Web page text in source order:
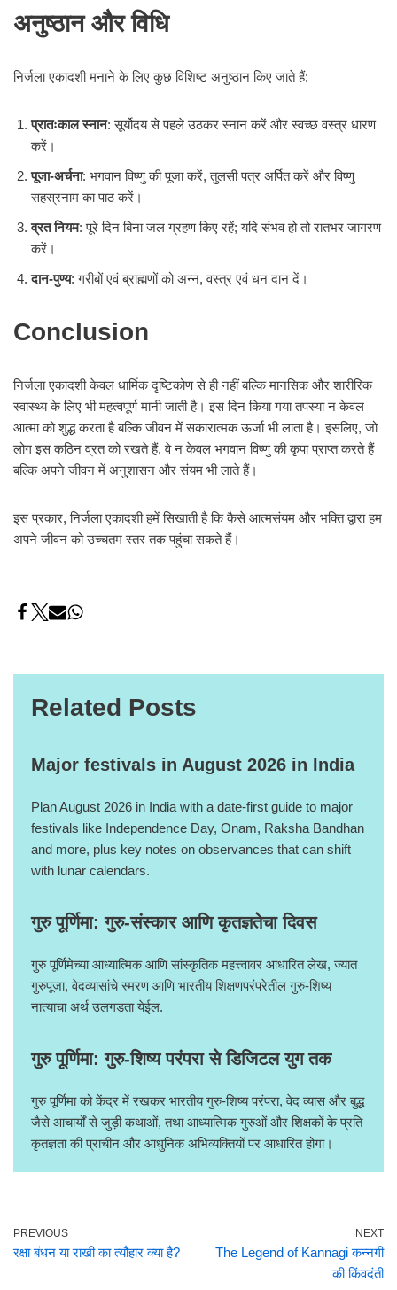
अनुष्ठान और विधि
निर्जला एकादशी मनाने के लिए कुछ विशिष्ट अनुष्ठान किए जाते हैं:
प्रातःकाल स्नान: सूर्योदय से पहले उठकर स्नान करें और स्वच्छ वस्त्र धारण
करें।
पूजा-अर्चना: भगवान विष्णु की पूजा करें, तुलसी पत्र अर्पित करें और विष्णु
सहस्रनाम का पाठ करें।
व्रत नियम: पूरे दिन बिना जल ग्रहण किए रहें; यदि संभव हो तो रातभर जागरण
करें।
दान-पुण्य: गरीबों एवं ब्राह्मणों को अन्न, वस्त्र एवं धन दान दें।
Conclusion
निर्जला एकादशी केवल धार्मिक दृष्टिकोण से ही नहीं बल्कि मानसिक और शारीरिक
स्वास्थ्य के लिए भी महत्वपूर्ण मानी जाती है। इस दिन किया गया तपस्या न केवल
आत्मा को शुद्ध करता है बल्कि जीवन में सकारात्मक ऊर्जा भी लाता है। इसलिए, जो
लोग इस कठिन व्रत को रखते हैं, वे न केवल भगवान विष्णु की कृपा प्राप्त करते हैं
बल्कि अपने जीवन में अनुशासन और संयम भी लाते हैं।
इस प्रकार, निर्जला एकादशी हमें सिखाती है कि कैसे आत्मसंयम और भक्ति द्वारा हम
अपने जीवन को उच्चतम स्तर तक पहुंचा सकते हैं।
Related Posts
Major festivals in August 2026 in India
Plan August 2026 in India with a date-first guide to major
festivals like Independence Day, Onam, Raksha Bandhan
and more, plus key notes on observances that can shift
with lunar calendars.
गुरु पूर्णिमा: गुरु-संस्कार आणि कृतज्ञतेचा दिवस
गुरु पूर्णिमेच्या आध्यात्मिक आणि सांस्कृतिक महत्त्वावर आधारित लेख, ज्यात
गुरुपूजा, वेदव्यासांचे स्मरण आणि भारतीय शिक्षणपरंपरेतील गुरु-शिष्य
नात्याचा अर्थ उलगडता येईल.
गुरु पूर्णिमा: गुरु-शिष्य परंपरा से डिजिटल युग तक
गुरु पूर्णिमा को केंद्र में रखकर भारतीय गुरु-शिष्य परंपरा, वेद व्यास और बुद्ध
जैसे आचार्यों से जुड़ी कथाओं, तथा आध्यात्मिक गुरुओं और शिक्षकों के प्रति
कृतज्ञता की प्राचीन और आधुनिक अभिव्यक्तियों पर आधारित होगा।
PREVIOUS
रक्षा बंधन या राखी का त्यौहार क्या है?
NEXT
The Legend of Kannagi कन्नगी
की किंवदंती